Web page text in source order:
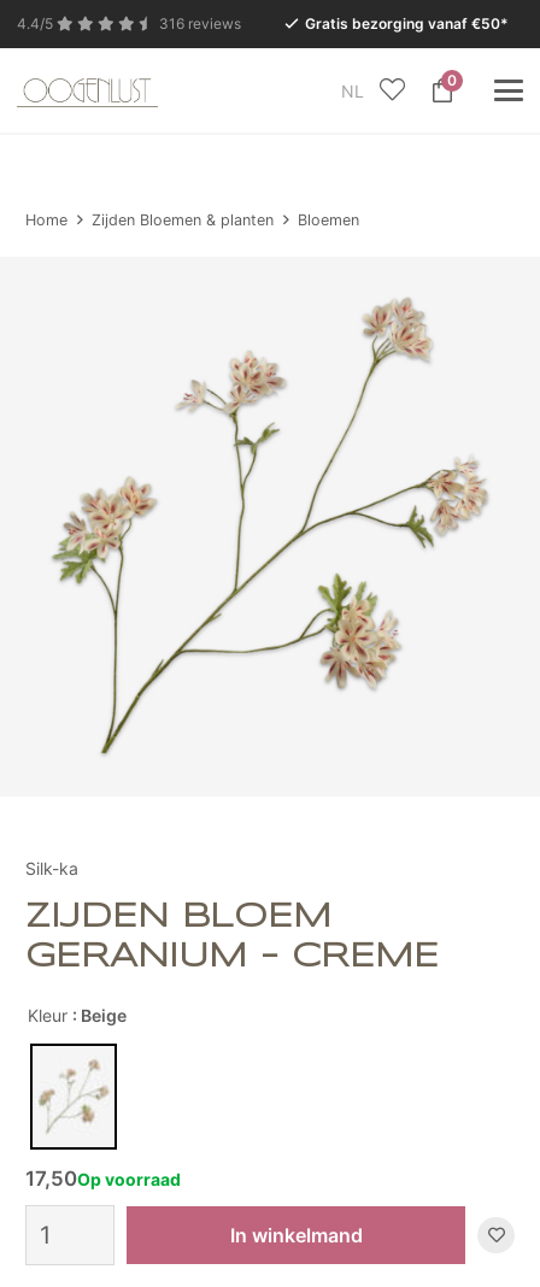
4.4/5 316 reviews Gratis bezorging vanaf €50*
NL
0
In verband met de zomervakantie is onze Conceptstore
Home Zijden Bloemen & planten Bloemen
Silk-ka
ZIJDEN BLOEM
GERANIUM - CREME
Kleur : Beige
17,50Op voorraad
bloem
Geranium
In winkelmand